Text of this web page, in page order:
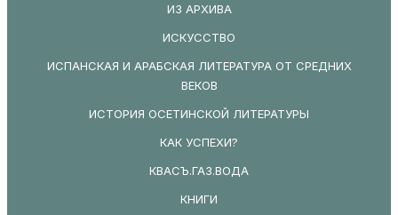
ИЗ АРХИВА
ИСКУССТВО
ИСПАНСКАЯ И АРАБСКАЯ ЛИТЕРАТУРА ОТ СРЕДНИХ
ВЕКОВ
ИСТОРИЯ ОСЕТИНСКОЙ ЛИТЕРАТУРЫ
КАК УСПЕХИ?
КВАСЪ.ГАЗ.ВОДА
КНИГИ